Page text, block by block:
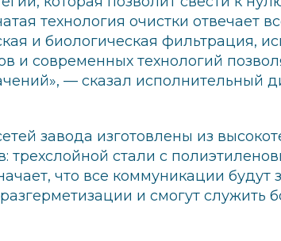
технология очистки отвечает
и биологическая фильтрация,
и современных технологий
— сказал исполнительный
завода изготовлены из
трехслойной стали с
что все коммуникации
и смогут служить